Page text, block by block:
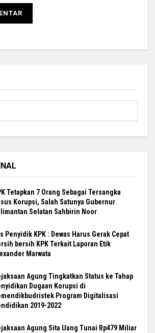
Tetapkan 7 Orang Sebagai Tersangka
Korupsi, Salah Satunya Gubernur
Selatan Sahbirin Noor
Penyidik KPK : Dewas Harus Gerak Cepat
bersih KPK Terkait Laporan Etik
Marwata
Agung Tingkatkan Status ke Tahap
Dugaan Korupsi di
Program Digitalisasi
2019-2022
Agung Sita Uang Tunai Rp479 Miliar